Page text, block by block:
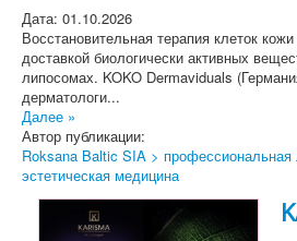
Дата: 01.10.2026
Восстановительная терапия клеток
доставкой биологически активных
липосомах. KOKO Dermaviduals
дерматологи...
Далее »
Автор публикации:
Roksana Baltic SIA > профессиональная
эстетическая медицина